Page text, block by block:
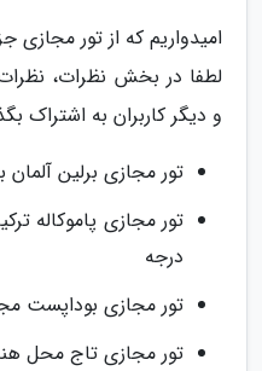
امیدواریم که از تور مجازی
لطفا در بخش نظرات، نظرات
و دیگر کاربران به اشتراک
تور مجازی برلین آلمان بصورت
درجه
تور مجازی بوداپست
تور مجازی تاج محل